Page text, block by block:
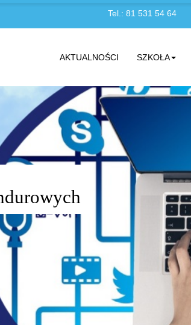
Tel.: 81 531 54 64
AKTUALNOŚCI SZKOŁA